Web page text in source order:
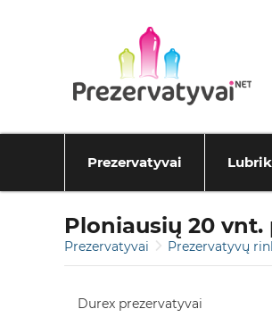
Prezervatyvai
Ploniausių 20
Prezervatyvai Prezervatyvų
Durex prezervatyvai